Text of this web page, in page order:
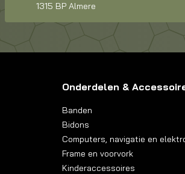
1315 BP Almere
Onderdelen &
Banden
Bidons
Computers, navigatie en
Frame en voorvork
Kinderaccessoires